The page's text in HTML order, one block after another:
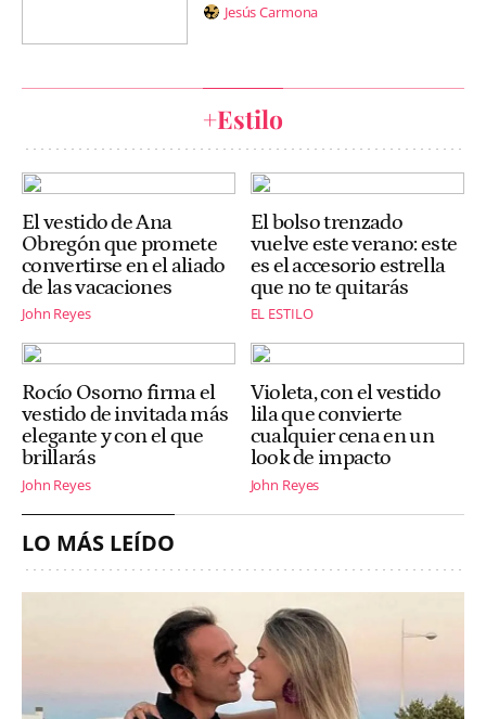
Jesús Carmona
+Estilo
El vestido de Ana
Obregón que promete
convertirse en el aliado
de las vacaciones
John Reyes
El bolso trenzado
vuelve este verano: este
es el accesorio estrella
que no te quitarás
EL ESTILO
Rocío Osorno firma el
vestido de invitada más
elegante y con el que
brillarás
John Reyes
Violeta, con el vestido
lila que convierte
cualquier cena en un
look de impacto
John Reyes
LO MÁS LEÍDO